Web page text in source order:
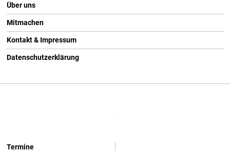
Über uns
Mitmachen
Kontakt & Impressum
Datenschutzerklärung
Termine